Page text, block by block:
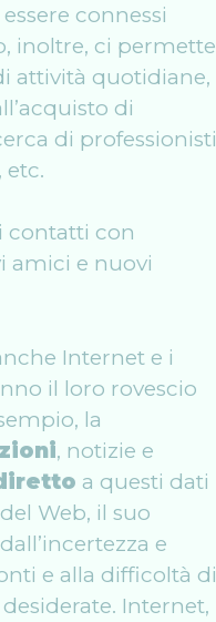
connessi
inoltre, ci permette
attività quotidiane,
di
di professionisti
etc.
contatti con
amici e nuovi
Internet e i
il loro rovescio
la
, notizie e
a questi dati
Web, il suo
e
e alla difficoltà di
Internet,